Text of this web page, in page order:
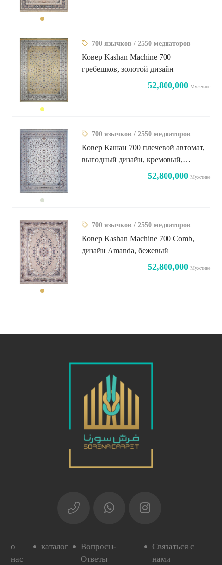
700 язычков / 2550 медиаторов
Ковер Kashan Machine 700
гребешков, золотой дизайн
52,800,000 Мужчине
700 язычков / 2550 медиаторов
Ковер Кашан 700 плечевой автомат,
выгодный дизайн, кремовый,
52,800,000 Мужчине
700 язычков / 2550 медиаторов
Ковер Kashan Machine 700 Comb,
дизайн Amanda, бежевый
52,800,000 Мужчине
о
нас
каталог
Вопросы-
Ответы
Связаться с
нами